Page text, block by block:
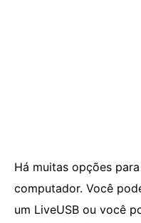
Há muitas opções
computador. Você
um LiveUSB ou você